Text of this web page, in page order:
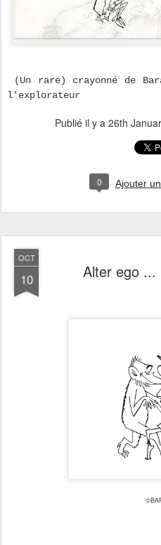
(Un rare) crayonné de
l'explorateur
Publié il y a 26th
0 Ajouter
OCT
10 Alter ego ...